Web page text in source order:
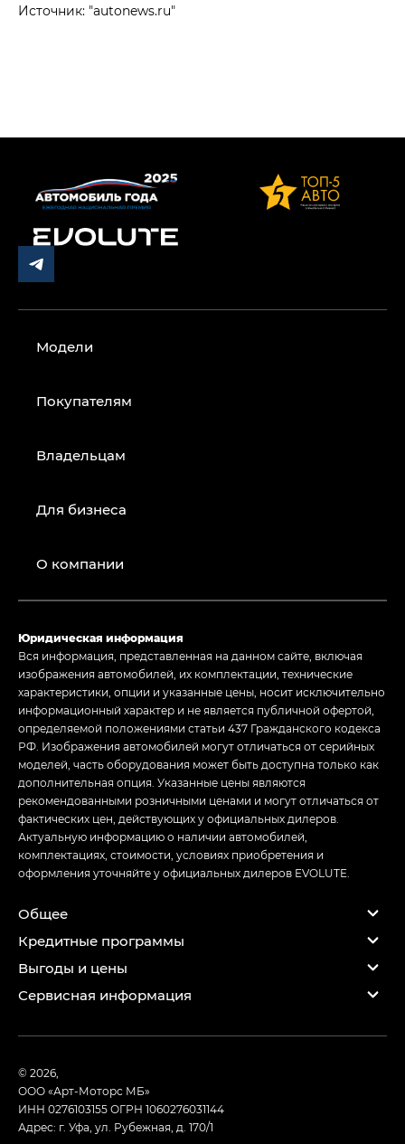
Источник: "autonews.ru"
Модели
Покупателям
Владельцам
Для бизнеса
О компании
Юридическая информация
Вся информация, представленная на данном сайте, включая
изображения автомобилей, их комплектации, технические
характеристики, опции и указанные цены, носит исключительно
информационный характер и не является публичной офертой,
определяемой положениями статьи 437 Гражданского кодекса
РФ. Изображения автомобилей могут отличаться от серийных
моделей, часть оборудования может быть доступна только как
дополнительная опция. Указанные цены являются
рекомендованными розничными ценами и могут отличаться от
фактических цен, действующих у официальных дилеров.
Актуальную информацию о наличии автомобилей,
комплектациях, стоимости, условиях приобретения и
оформления уточняйте у официальных дилеров EVOLUTE.
Общее
Кредитные программы
Выгоды и цены
Сервисная информация
© 2026,
ООО «Арт-Моторс МБ»
ИНН 0276103155ОГРН 1060276031144
Адрес: г. Уфа, ул. Рубежная, д. 170/1